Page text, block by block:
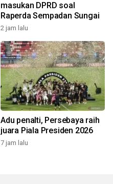
masukan DPRD soal
Raperda Sempadan Sungai
2 jam lalu
Adu penalti, Persebaya raih
juara Piala Presiden 2026
7 jam lalu